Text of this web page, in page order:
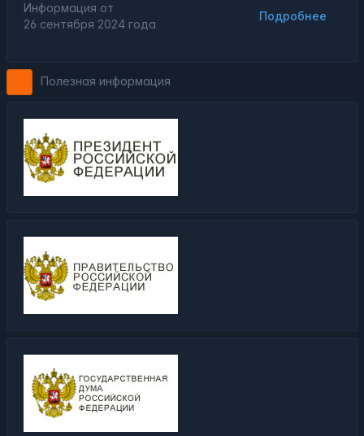
Подробнее
Информация от
26 сентября 2024 года
Полезная информация